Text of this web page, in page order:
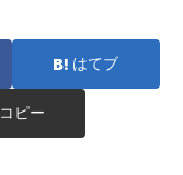
はてブ
コピー